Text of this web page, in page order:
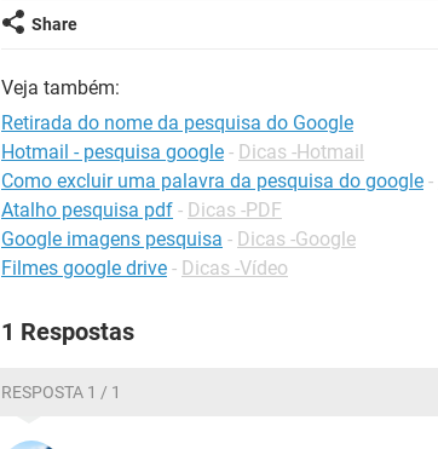
Share
Veja também:
Retirada do nome da pesquisa do Google
Hotmail - pesquisa google - Dicas -Hotmail
Como excluir uma palavra da pesquisa do google -
Atalho pesquisa pdf - Dicas -PDF
Google imagens pesquisa - Dicas -Google
Filmes google drive - Dicas -Vídeo
1 Respostas
RESPOSTA 1 / 1